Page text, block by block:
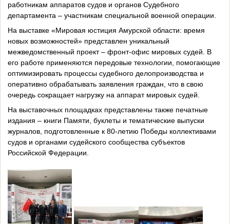
работникам аппаратов судов и органов Судебного
департамента – участникам специальной военной операции.
На выставке «Мировая юстиция Амурской области: время
новых возможностей» представлен уникальный
межведомственный проект – фронт-офис мировых судей. В
его работе применяются передовые технологии, помогающие
оптимизировать процессы судебного делопроизводства и
оперативно обрабатывать заявления граждан, что в свою
очередь сокращает нагрузку на аппарат мировых судей.
На выставочных площадках представлены также печатные
издания – книги Памяти, буклеты и тематические выпуски
журналов, подготовленные к 80-летию Победы коллективами
судов и органами судейского сообщества субъектов
Российской Федерации.